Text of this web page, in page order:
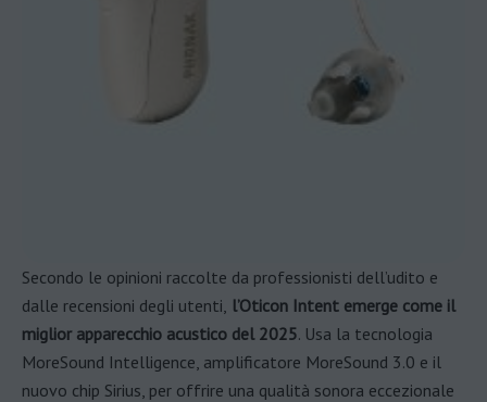
Secondo le opinioni raccolte da professionisti dell’udito e
dalle recensioni degli utenti, l’Oticon Intent emerge come il
miglior apparecchio acustico del 2025. Usa la tecnologia
MoreSound Intelligence, amplificatore MoreSound 3.0 e il
nuovo chip Sirius, per offrire una qualità sonora eccezionale